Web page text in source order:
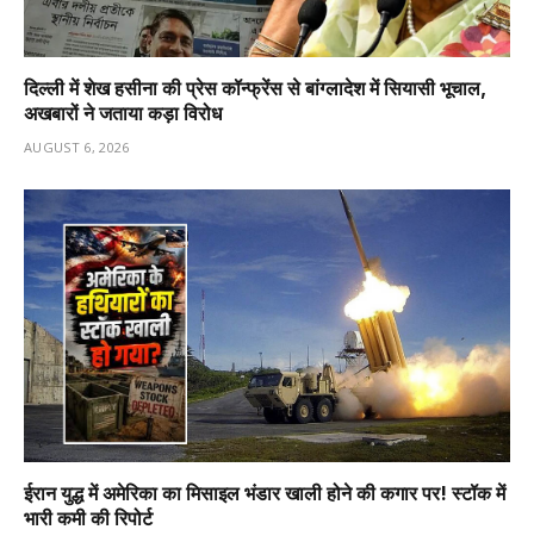
दिल्ली में शेख हसीना की प्रेस कॉन्फ्रेंस से बांग्लादेश में सियासी भूचाल,
अखबारों ने जताया कड़ा विरोध
AUGUST 6, 2026
ईरान युद्ध में अमेरिका का मिसाइल भंडार खाली होने की कगार पर! स्टॉक में
भारी कमी की रिपोर्ट